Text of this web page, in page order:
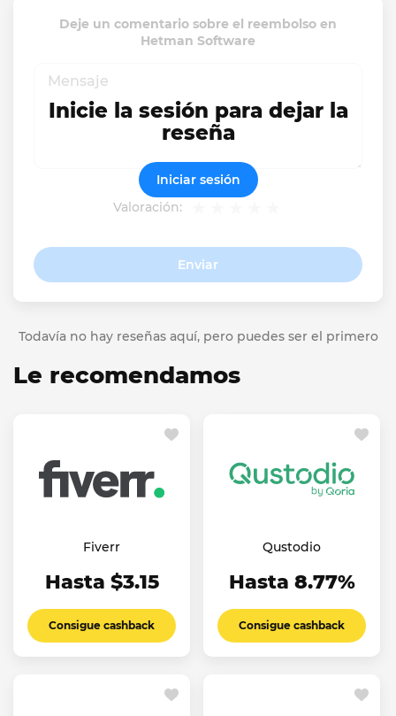
Deje un comentario sobre el reembolso en
Hetman Software
Valoración:
Enviar
Inicie la sesión para dejar la
reseña
Iniciar sesión
Todavía no hay reseñas aquí, pero puedes ser el primero
Le recomendamos
Fiverr
Hasta $3.15
Consigue cashback
Qustodio
Hasta 8.77%
Consigue cashback